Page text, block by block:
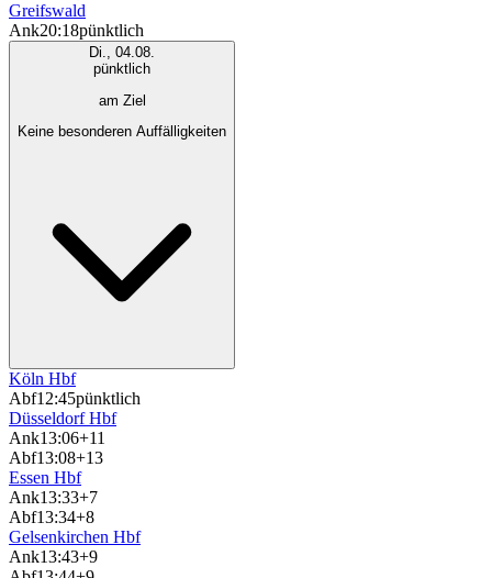
Greifswald
Ank20:18pünktlich
Di., 04.08.
pünktlich
am Ziel
Keine besonderen Auffälligkeiten
Köln Hbf
Abf12:45pünktlich
Düsseldorf Hbf
Ank13:06+11
Abf13:08+13
Essen Hbf
Ank13:33+7
Abf13:34+8
Gelsenkirchen Hbf
Ank13:43+9